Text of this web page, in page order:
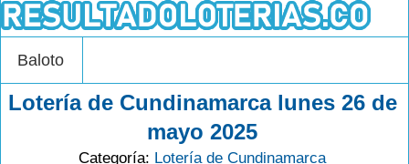
Baloto
Lotería de Cundinamarca lunes 26 de
mayo 2025
Categoría: Lotería de Cundinamarca